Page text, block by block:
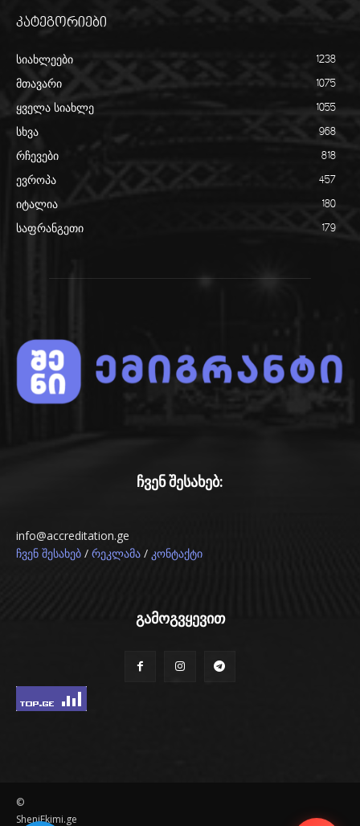
კატეგორიები
სიახლეები 1238
მთავარი 1075
ყველა სიახლე 1055
სხვა 968
რჩევები 818
ევროპა 457
იტალია 180
საფრანგეთი 179
ჩვენ შესახებ:
info@accreditation.ge
ჩვენ შესახებ / რეკლამა / კონტაქტი
გამოგვყევით
©
SheniEkimi.ge